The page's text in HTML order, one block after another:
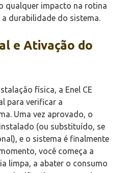
qualquer impacto na rotina
durabilidade do sistema.
e Ativação do
física, a Enel CE
para verificar a
Uma vez aprovado, o
(ou substituído, se
e o sistema é finalmente
você começa a
limpa, a abater o consumo